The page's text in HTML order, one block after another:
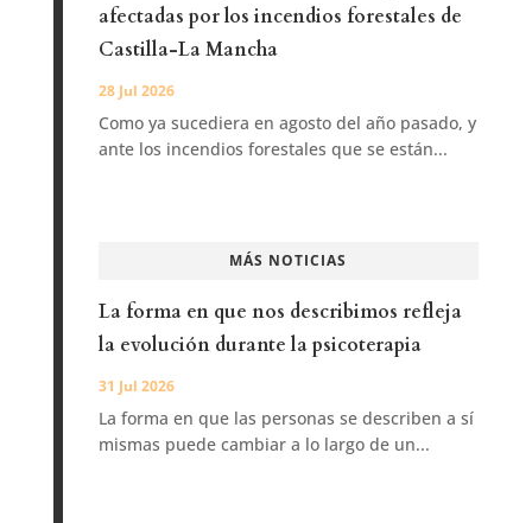
afectadas por los incendios forestales de
Castilla-La Mancha
28 Jul 2026
Como ya sucediera en agosto del año pasado, y
ante los incendios forestales que se están...
MÁS NOTICIAS
La forma en que nos describimos refleja
la evolución durante la psicoterapia
31 Jul 2026
La forma en que las personas se describen a sí
mismas puede cambiar a lo largo de un...